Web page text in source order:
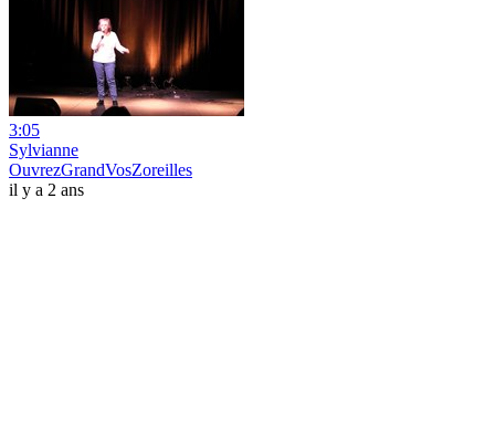
3:05
Sylvianne
OuvrezGrandVosZoreilles
il y a 2 ans